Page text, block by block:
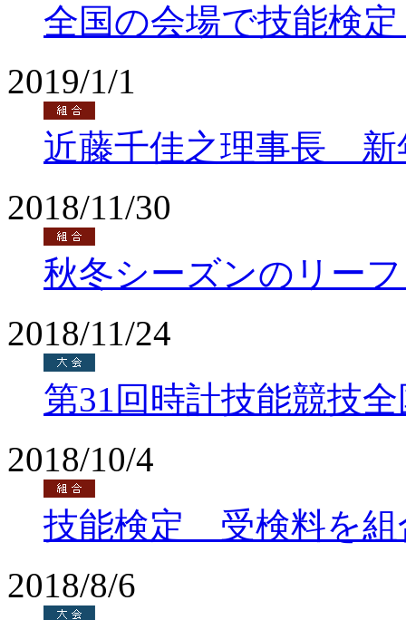
全国の会場で技能検
2019/1/1
近藤千佳之理事長 新
2018/11/30
秋冬シーズンのリー
2018/11/24
第31回時計技能競技
2018/10/4
技能検定 受検料を組
2018/8/6